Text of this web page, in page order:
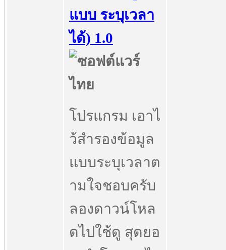
แบบ ระบุเวลา
ได้) 1.0
โปรแกรม เอาไ
ว้สำรองข้อมูล
แบบระบุเวลาต
ามใจชอบครับ
ลองดาวน์โหล
ดไปใช้ดู สุดยอ